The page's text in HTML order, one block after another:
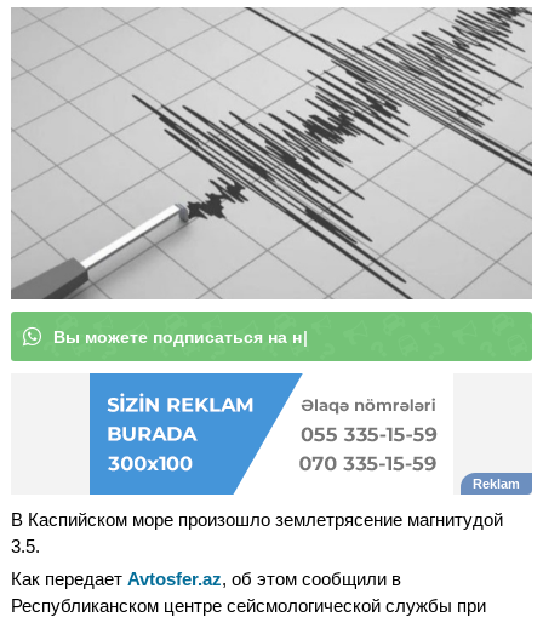
Вы мо|
В Каспийском море произошло землетрясение магнитудой
3.5.
Как передает Avtosfer.az, об этом сообщили в
Республиканском центре сейсмологической службы при